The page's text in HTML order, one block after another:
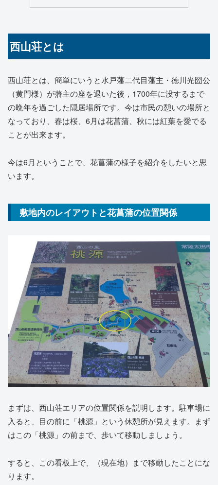
西山荘とは
西山荘とは、簡単にいうと水戸藩二代目藩主・徳川光圀公
（黄門様）が藩主の座を退いた後，1700年に没するまで
の晩年を過ごした隠居場所です。今は市民の憩いの場所と
なっており、春は桜、6月は花菖蒲、秋には紅葉を愛でる
ことが出来ます。
今は6月ということで、花菖蒲の様子を紹介をしたいと思
います。
敷地内のレイアウトと花菖蒲の位置関係
まずは、西山荘エリアの位置関係を説明します。駐車場に
入ると、目の前に「桃源」という休憩所が見えます。まず
はこの「桃源」の前まで、歩いて移動しましょう。
すると、この看板上で、（現在地）まで移動したことにな
ります。